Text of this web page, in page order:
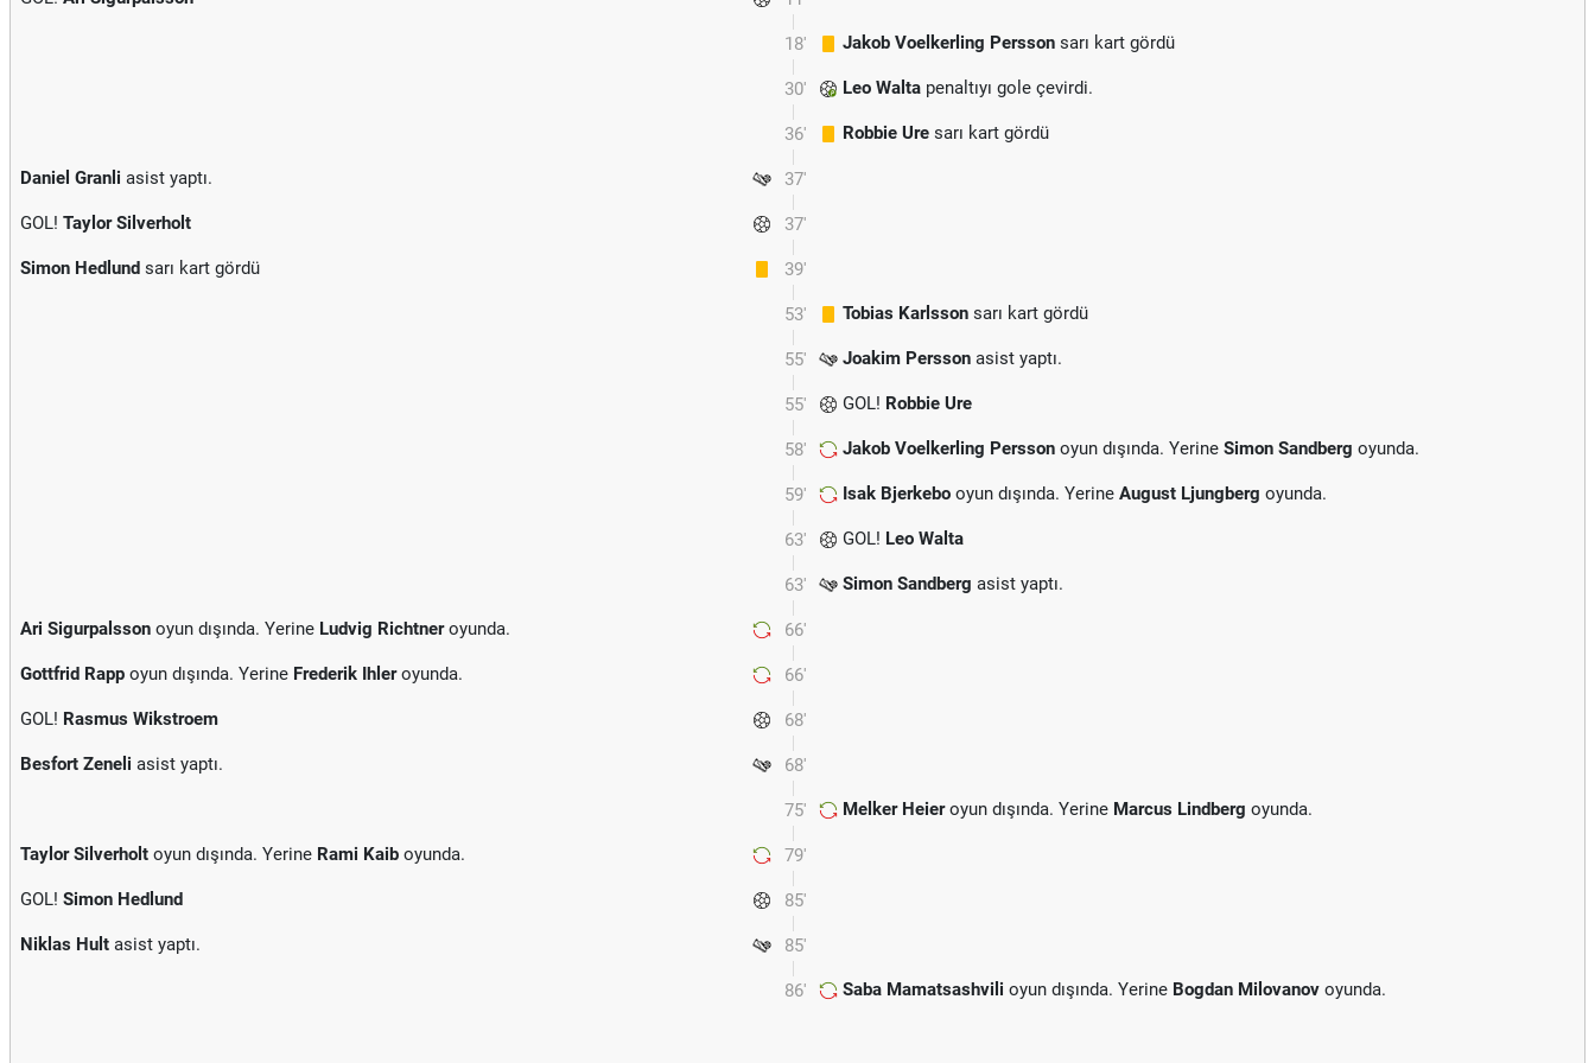
18' Jakob Voelkerling Persson sarı kart gördü
30' Leo Walta penaltıyı gole çevirdi.
36' Robbie Ure sarı kart gördü
37'
Daniel Granli asist yaptı.
37'
GOL! Taylor Silverholt
39'
Simon Hedlund sarı kart gördü
53' Tobias Karlsson sarı kart gördü
55' Joakim Persson asist yaptı.
55' GOL! Robbie Ure
58' Jakob Voelkerling Persson oyun dışında. Yerine Simon Sandberg oyunda.
59' Isak Bjerkebo oyun dışında. Yerine August Ljungberg oyunda.
63' GOL! Leo Walta
63' Simon Sandberg asist yaptı.
66'
Ari Sigurpalsson oyun dışında. Yerine Ludvig Richtneroyunda.
66'
Gottfrid Rapp oyun dışında. Yerine Frederik Ihleroyunda.
68'
GOL! Rasmus Wikstroem
68'
Besfort Zeneli asist yaptı.
75' Melker Heieroyun dışında. Yerine Marcus Lindberg oyunda.
79'
Taylor Silverholt oyun dışında. Yerine Rami Kaib oyunda.
85'
GOL! Simon Hedlund
85'
Niklas Hult asist yaptı.
86' Saba Mamatsashvili oyun dışında. Yerine Bogdan Milovanov oyunda.